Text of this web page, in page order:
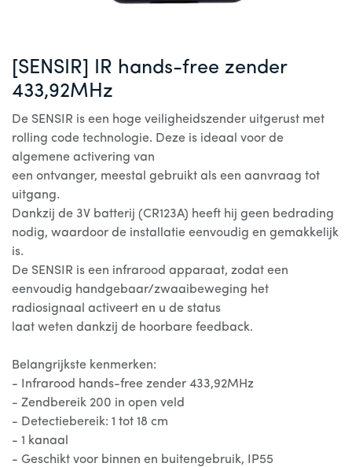
[SENSIR] IR hands-free zender
433,92MHz
De SENSIR is een hoge veiligheidszender uitgerust met
rolling code technologie. Deze is ideaal voor de
algemene activering van
een ontvanger, meestal gebruikt als een aanvraag tot
uitgang.
Dankzij de 3V batterij (CR123A) heeft hij geen bedrading
nodig, waardoor de installatie eenvoudig en gemakkelijk
is.
De SENSIR is een infrarood apparaat, zodat een
eenvoudig handgebaar/zwaaibeweging het
radiosignaal activeert en u de status
laat weten dankzij de hoorbare feedback.
Belangrijkste kenmerken:
- Infrarood hands-free zender 433,92MHz
- Zendbereik 200 in open veld
- Detectiebereik: 1 tot 18 cm
- 1 kanaal
- Geschikt voor binnen en buitengebruik, IP55